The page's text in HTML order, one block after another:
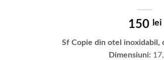
150 lei
Sf Copie din otel inoxidabil,
Dimensiuni: